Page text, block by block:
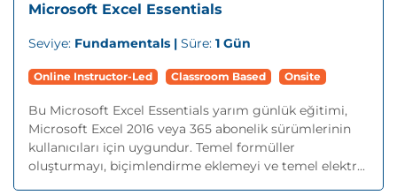
Microsoft Excel Essentials
Seviye: Fundamentals | Süre: 1 Gün
Online Instructor-Led Classroom Based Onsite
Bu Microsoft Excel Essentials yarım günlük eğitimi,
Microsoft Excel 2016 veya 365 abonelik sürümlerinin
kullanıcıları için uygundur. Temel formüller
oluşturmayı, biçimlendirme eklemeyi ve temel elektr...